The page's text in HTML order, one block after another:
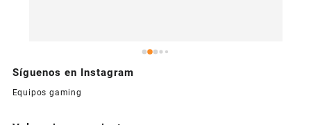
Síguenos en Instagram
Equipos gaming